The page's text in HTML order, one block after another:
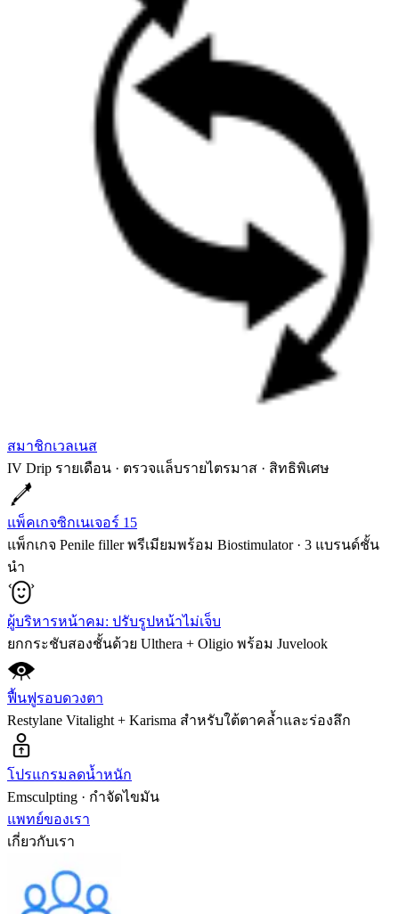
สมาชิกเวลเนส
IV Drip รายเดือน · ตรวจแล็บรายไตรมาส · สิทธิพิเศษ
แพ็คเกจซิกเนเจอร์ 15
แพ็กเกจ Penile filler พรีเมียมพร้อม Biostimulator · 3 แบรนด์ชั้น
นำ
ผู้บริหารหน้าคม: ปรับรูปหน้าไม่เจ็บ
ยกกระชับสองชั้นด้วย Ulthera + Oligio พร้อม Juvelook
ฟื้นฟูรอบดวงตา
Restylane Vitalight + Karisma สำหรับใต้ตาคล้ำและร่องลึก
โปรแกรมลดน้ำหนัก
Emsculpting · กำจัดไขมัน
แพทย์ของเรา
เกี่ยวกับเรา